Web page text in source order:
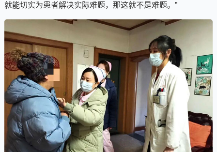
就能切实为患者解决实际难题，那这就不是难题。”